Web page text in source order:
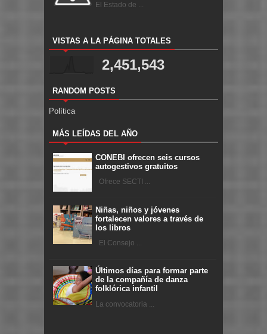
El Estado de ...
VISTAS A LA PÁGINA TOTALES
2,451,543
RANDOM POSTS
Política
MÁS LEÍDAS DEL AÑO
CONEBI ofrecen seis cursos
autogestivos gratuitos
Ofrece SECTI ...
Niñas, niños y jóvenes
fortalecen valores a través de
los libros
El Consejo ...
Últimos días para formar parte
de la compañía de danza
folklórica infantil
La convocatoria ...